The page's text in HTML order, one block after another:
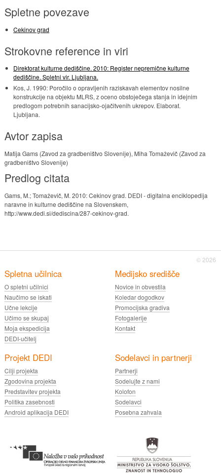
Spletne povezave
Cekinov grad
Strokovne reference in viri
Direktorat kulturne dediščine. 2010: Register nepremične kulturne
dediščine. Spletni vir. Ljubljana.
Kos, J. 1990: Poročilo o opravljenih raziskavah elementov nosilne
konstrukcije na objektu MLRS, z oceno obstoječega stanja in idejnim
predlogom potrebnih sanacijsko-ojačitvenih ukrepov. Elaborat.
Ljubljana.
Avtor zapisa
Matija Gams (Zavod za gradbeništvo Slovenije), Miha Tomaževič (Zavod za
gradbeništvo Slovenije)
Predlog citata
Gams, M.; Tomaževič, M. 2010: Cekinov grad. DEDI - digitalna enciklopedija
naravne in kulturne dediščine na Slovenskem,
http://www.dedi.si/dediscina/287-cekinov-grad.
© 2026
Spletna učilnica
O spletni učilnici
Naučimo se iskati
Učne lekcije
Učimo se skupaj
Moja ekspedicija
DEDI-učitelj
Medijsko središče
Novice in obvestila
Koledar dogodkov
Promocijska gradiva
Fotogalerije
Kontakt
Projekt DEDI
Cilji projekta
Zgodovina projekta
Predstavitev projekta
Politika zasebnosti
Android aplikacija DEDI
Sodelavci in partnerji
Partnerji
Sodelujte z nami
Kolofon
Sodelavci
Posebna zahvala